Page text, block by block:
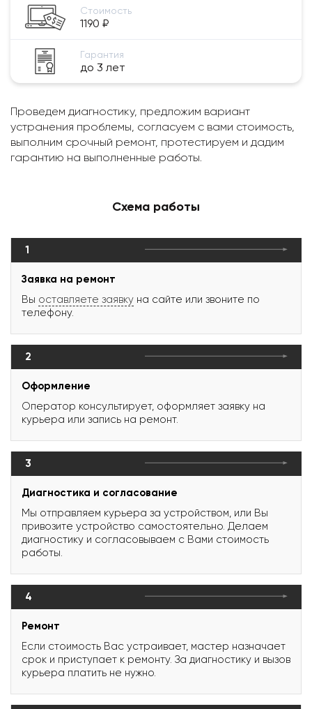
Стоимость
1190 ₽
Гарантия
до 3 лет
Проведем диагностику, предложим вариант
устранения проблемы, согласуем с вами стоимость,
выполним срочный ремонт, протестируем и дадим
гарантию на выполненные работы.
Схема работы
1
Заявка на ремонт
Вы оставляете заявку на сайте или звоните по
телефону.
2
Оформление
Оператор консультирует, оформляет заявку на
курьера или запись на ремонт.
3
Диагностика и согласование
Мы отправляем курьера за устройством, или Вы
привозите устройство самостоятельно. Делаем
диагностику и согласовываем с Вами стоимость
работы.
4
Ремонт
Если стоимость Вас устраивает, мастер назначает
срок и приступает к ремонту. За диагностику и вызов
курьера платить не нужно.